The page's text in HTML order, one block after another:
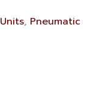
, Pneumatic